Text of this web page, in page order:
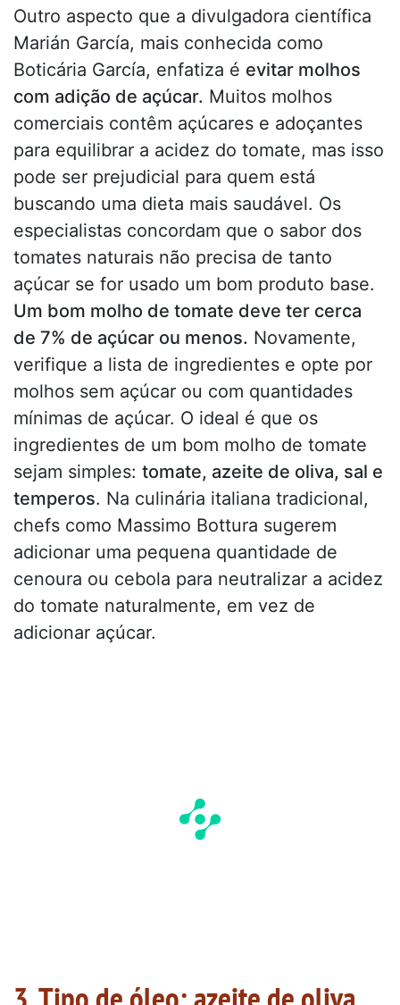
Outro aspecto que a divulgadora científica
Marián García, mais conhecida como
Boticária García, enfatiza é evitar molhos
com adição de açúcar. Muitos molhos
comerciais contêm açúcares e adoçantes
para equilibrar a acidez do tomate, mas isso
pode ser prejudicial para quem está
buscando uma dieta mais saudável. Os
especialistas concordam que o sabor dos
tomates naturais não precisa de tanto
açúcar se for usado um bom produto base.
Um bom molho de tomate deve ter cerca
de 7% de açúcar ou menos. Novamente,
verifique a lista de ingredientes e opte por
molhos sem açúcar ou com quantidades
mínimas de açúcar. O ideal é que os
ingredientes de um bom molho de tomate
sejam simples: tomate, azeite de oliva, sal e
temperos. Na culinária italiana tradicional,
chefs como Massimo Bottura sugerem
adicionar uma pequena quantidade de
cenoura ou cebola para neutralizar a acidez
do tomate naturalmente, em vez de
adicionar açúcar.